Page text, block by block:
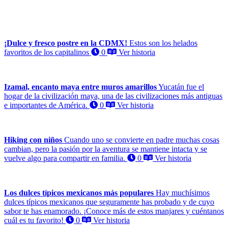
¡Dulce y fresco postre en la CDMX! Estos son los helados
favoritos de los capitalinos
0 Ver historia
Izamal, encanto maya entre muros amarillosYucatán fue el
hogar de la civilización maya, una de las civilizaciones más antiguas
e importantes de América.
0 Ver historia
Hiking con niños Cuando uno se convierte en padre muchas cosas
cambian, pero la pasión por la aventura se mantiene intacta y se
vuelve algo para compartir en familia.
0 Ver historia
Los dulces típicos mexicanos más populares Hay muchísimos
dulces típicos mexicanos que seguramente has probado y de cuyo
sabor te has enamorado. ¡Conoce más de estos manjares y cuéntanos
cuál es tu favorito!
0 Ver historia